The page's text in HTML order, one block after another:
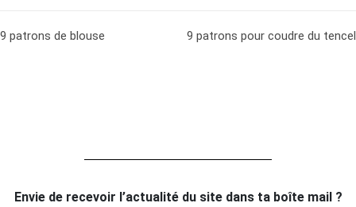
9 patrons de blouse 9 patrons pour coudre du tencel
Envie de recevoir l’actualité du site dans ta boîte mail ?